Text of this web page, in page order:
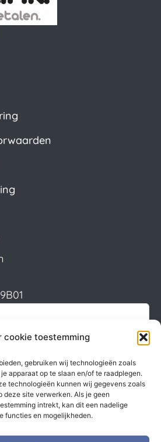
cookie toestemming
gebruiken wij technologieën zoals
apparaat op te slaan en/of te raadplegen.
technologieën kunnen wij gegevens zoals
deze site verwerken. Als je geen
intrekt, kan dit een nadelige
functies en mogelijkheden.